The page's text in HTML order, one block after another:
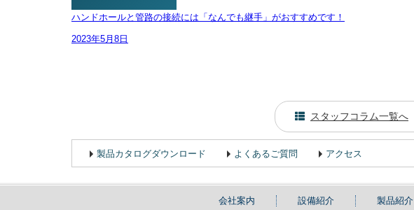
ハンドホールと管路の接続には「なんでも継手」がおすすめです！
2023年5月8日
スタッフコラム一覧へ
製品カタログダウンロード よくあるご質問 アクセス
会社案内 設備紹介 製品紹介